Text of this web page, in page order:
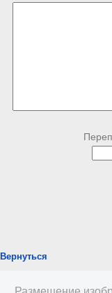
Вернуться